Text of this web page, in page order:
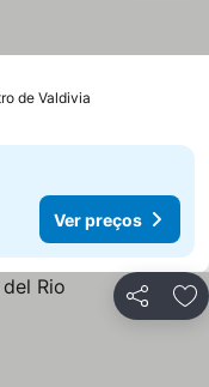
de Valdivia
Ver preços
Partilhar